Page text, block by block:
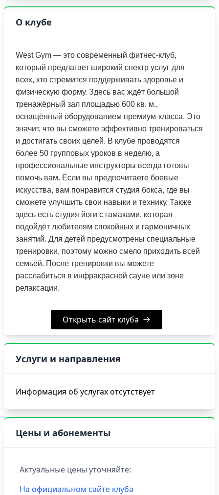
О клубе
West Gym — это современный фитнес-клуб,
который предлагает широкий спектр услуг для
всех, кто стремится поддерживать здоровье и
физическую форму. Здесь вас ждёт большой
тренажёрный зал площадью 600 кв. м.,
оснащённый оборудованием премиум-класса. Это
значит, что вы сможете эффективно тренироваться
и достигать своих целей. В клубе проводятся
более 50 групповых уроков в неделю, а
профессиональные инструкторы всегда готовы
помочь вам. Если вы предпочитаете боевые
искусства, вам понравится студия бокса, где вы
сможете улучшить свои навыки и технику. Также
здесь есть студия йоги с гамаками, которая
подойдёт любителям спокойных и гармоничных
занятий. Для детей предусмотрены специальные
тренировки, поэтому можно смело приходить всей
семьёй. После тренировки вы можете
расслабиться в инфракрасной сауне или зоне
релаксации.
Открыть сайт клуба
Услуги и направления
Информация об услугах отсутствует
Цены и абонементы
Актуальные цены уточняйте:
На официальном сайте клуба